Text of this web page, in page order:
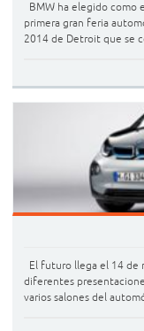
BMW ha elegido como
primera gran feria
2014 de Detroit que se
El futuro llega el 14 de
diferentes
varios salones del